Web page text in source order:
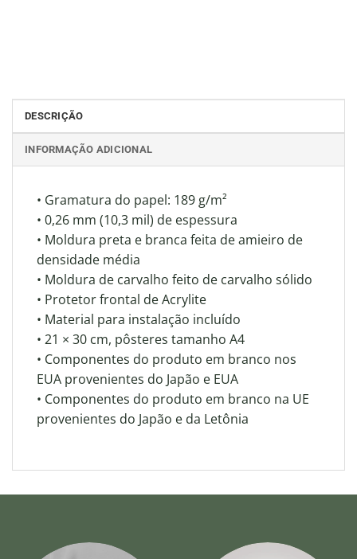
DESCRIÇÃO
INFORMAÇÃO ADICIONAL
• Gramatura do papel: 189 g/m²
• 0,26 mm (10,3 mil) de espessura
• Moldura preta e branca feita de amieiro de
densidade média
• Moldura de carvalho feito de carvalho sólido
• Protetor frontal de Acrylite
• Material para instalação incluído
• 21 × 30 cm, pôsteres tamanho A4
• Componentes do produto em branco nos
EUA provenientes do Japão e EUA
• Componentes do produto em branco na UE
provenientes do Japão e da Letônia